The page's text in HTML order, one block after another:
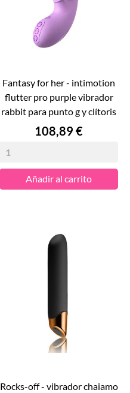
fantasy for her - intimotion
flutter pro purple vibrador
rabbit para punto g y clítoris
Precio
108,89 €
Añadir al carrito
rocks-off - vibrador chaiamo